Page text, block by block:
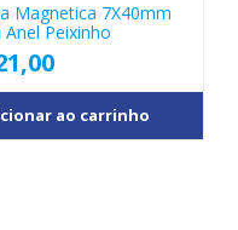
Magnetica 7X40mm
Anel Peixinho
ao carrinho